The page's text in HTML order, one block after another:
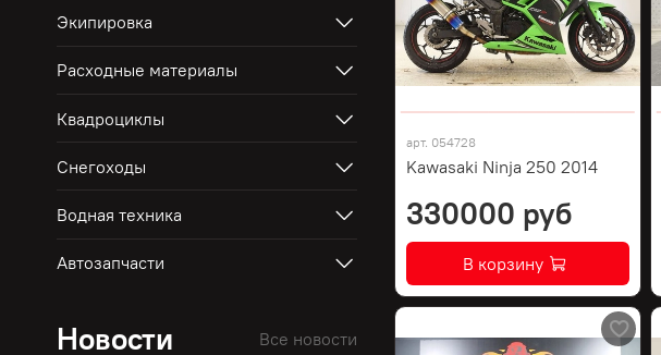
арт. 054728
Kawasaki Ninja 250 2014
330000 руб
В корзину
Экипировка
Расходные материалы
Квадроциклы
Снегоходы
Водная техника
Автозапчасти
Новости Все новости